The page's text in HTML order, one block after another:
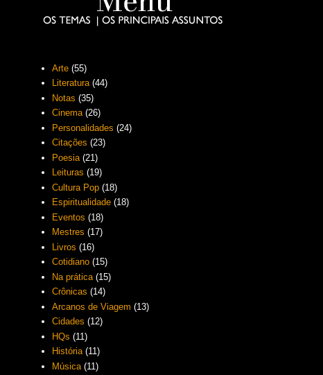
Arte (55)
Literatura (44)
Notas (35)
Cinema (26)
Personalidades (24)
Citações (23)
Poesia (21)
Leituras (19)
Cultura Pop (18)
Espiritualidade (18)
Eventos (18)
Mestres (17)
Livros (16)
Cotidiano (15)
Na prática (15)
Crônicas (14)
Arcanos de Viagem (13)
Cidades (12)
HQs (11)
História (11)
Música (11)